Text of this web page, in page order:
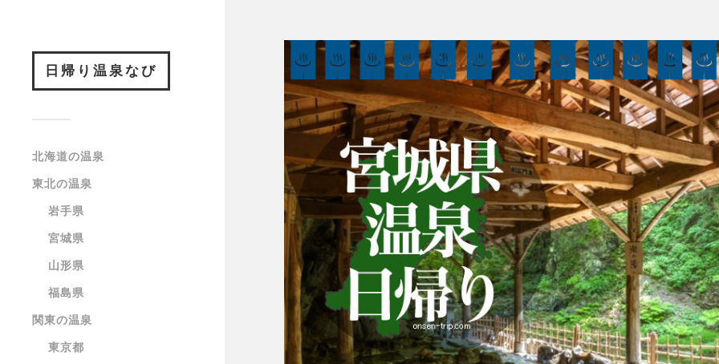
日帰り温泉なび
北海道の温泉
東北の温泉
岩手県
宮城県
山形県
福島県
関東の温泉
東京都